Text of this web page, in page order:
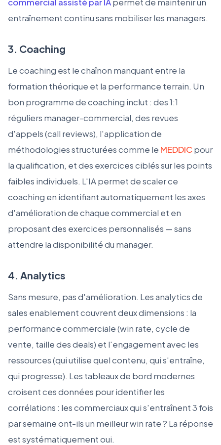
entraînement continu sans mobiliser les managers.
3. Coaching
Le coaching est le chaînon manquant entre la
formation théorique et la performance terrain. Un
bon programme de coaching inclut : des 1:1
réguliers manager-commercial, des revues
d'appels (call reviews), l'application de
méthodologies structurées comme le MEDDICpour
la qualification, et des exercices ciblés sur les points
faibles individuels. L'IA permet de scaler ce
coaching en identifiant automatiquement les axes
d'amélioration de chaque commercial et en
proposant des exercices personnalisés — sans
attendre la disponibilité du manager.
4. Analytics
Sans mesure, pas d'amélioration. Les analytics de
sales enablement couvrent deux dimensions : la
performance commerciale (win rate, cycle de
vente, taille des deals) et l'engagement avec les
ressources (qui utilise quel contenu, qui s'entraîne,
qui progresse). Les tableaux de bord modernes
croisent ces données pour identifier les
corrélations : les commerciaux qui s'entraînent 3 fois
par semaine ont-ils un meilleur win rate ? La réponse
est systématiquement oui.